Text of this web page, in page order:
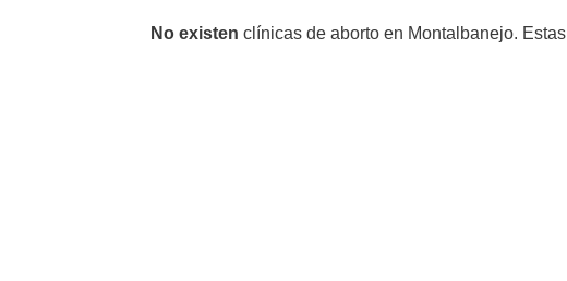
No existen clínicas de aborto en Montalbanejo.